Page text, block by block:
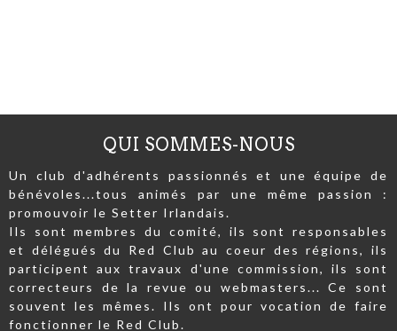
QUI SOMMES-NOUS
Un club d'adhérents passionnés et une équipe de
bénévoles...tous animés par une même passion :
promouvoir le Setter Irlandais.
Ils sont membres du comité, ils sont responsables
et délégués du Red Club au coeur des régions, ils
participent aux travaux d'une commission, ils sont
correcteurs de la revue ou webmasters... Ce sont
souvent les mêmes. Ils ont pour vocation de faire
fonctionner le Red Club.